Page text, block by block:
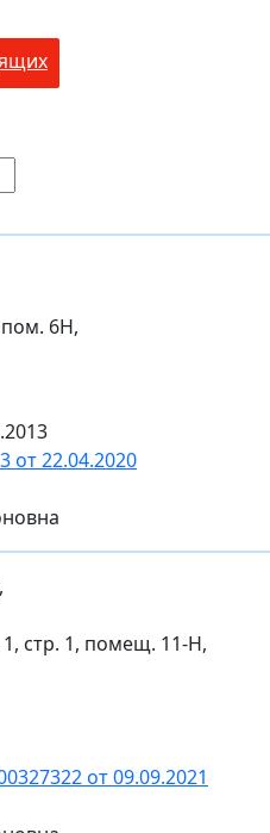
6Н,
от 22.04.2020
стр. 1, помещ. 11-Н,
от 09.09.2021